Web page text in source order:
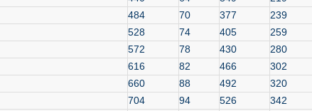
484 70 377 239
528 74 405 259
572 78 430 280
616 82 466 302
660 88 492 320
704 94 526 342